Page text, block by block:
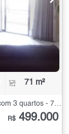
71 m²
Apartamento à Venda no Sítio do Mandaqui com 3 quartos - 71 m²
R$ 499.000